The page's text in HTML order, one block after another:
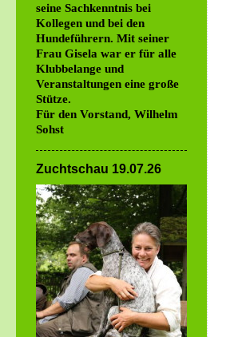
seine Sachkenntnis bei
Kollegen und bei den
Hundeführern. Mit seiner
Frau Gisela war er für alle
Klubbelange und
Veranstaltungen eine große
Stütze.
Für den Vorstand, Wilhelm
Sohst
Zuchtschau 19.07.26